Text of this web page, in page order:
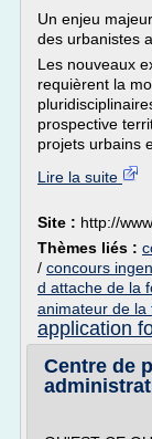
Un enjeu
des urbanistes
Les nouveaux
requièrent la
prospective
projets urbains
Lire la suite
Site : http://
Thèmes liés :
/ concours
d attache de la
animateur de la
application
Centre de